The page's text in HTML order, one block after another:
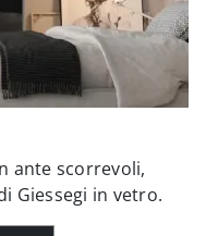
ante scorrevoli,
Giessegi in vetro.